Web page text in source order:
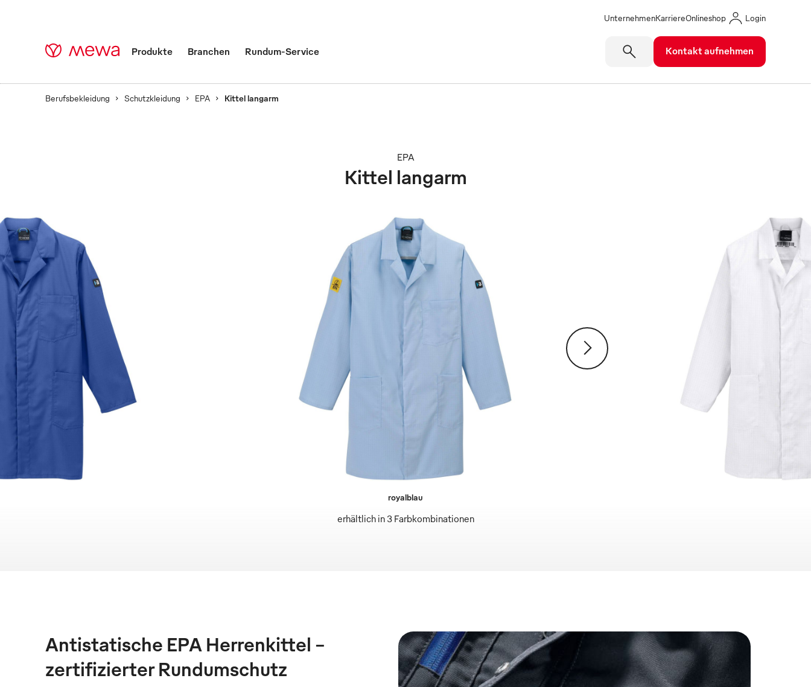
UnternehmenKarriereOnlineshop Login
Produkte Branchen Rundum-Service Kontakt aufnehmen
Berufsbekleidung Schutzkleidung EPA Kittel langarm
Kittel langarm
EPA
erhältlich in 3 Farbkombinationen
royalblau
Antistatische EPA Herrenkittel –
zertifizierter Rundumschutz